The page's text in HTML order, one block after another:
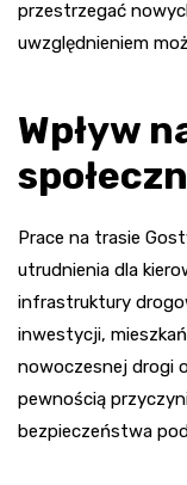
przestrzegać
uwzględnieniem
Wpływ
Prace na trasie
utrudnienia dla
infrastruktury
inwestycji,
nowoczesnej drogi
pewnością
bezpieczeństwa